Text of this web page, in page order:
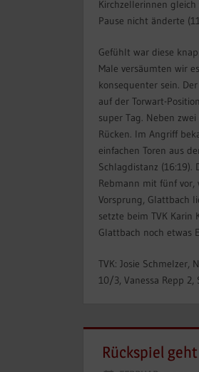
Kirchzellerinnen
Pause nicht änderte
Gefühlt war diese
Male versäumten wir
konsequenter sein.
auf der Torwart-
super Tag. Neben
Rücken. Im Angriff
einfachen Toren aus
Schlagdistanz (16:19).
Rebmann mit fünf vor,
Vorsprung, Glattbach
setzte beim TVK Karin
Glattbach noch etwas
TVK: Josie Schmelzer,
10/3, Vanessa Repp 2,
Rückspiel